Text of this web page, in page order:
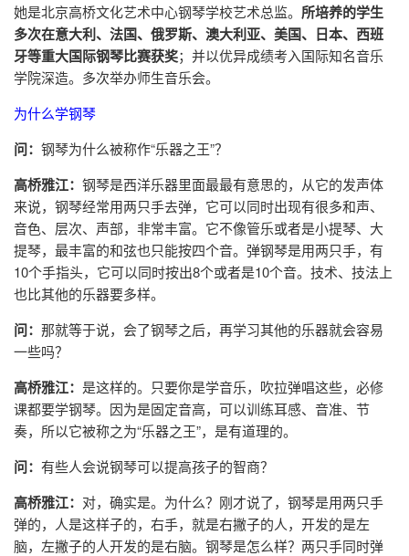
她是北京高桥文化艺术中心钢琴学校艺术总监。 所培养的学生
多次在意大利、法国、俄罗斯、澳大利亚、美国、日本、西班
牙等重大国际钢琴比赛获奖；并以优异成绩考入国际知名音乐
学院深造。多次举办师生音乐会。
为什么学钢琴
问： 钢琴为什么被称作“乐器之王”？
高桥雅江： 钢琴是西洋乐器里面最最有意思的，从它的发声体
来说，钢琴经常用两只手去弹，它可以同时出现有很多和声、
音色、层次、声部，非常丰富。它不像管乐或者是小提琴、大
提琴，最丰富的和弦也只能按四个音。弹钢琴是用两只手，有
10个手指头，它可以同时按出8个或者是10个音。技术、技法上
也比其他的乐器要多样。
问： 那就等于说，会了钢琴之后，再学习其他的乐器就会容易
一些吗？
高桥雅江： 是这样的。只要你是学音乐，吹拉弹唱这些，必修
课都要学钢琴。因为是固定音高，可以训练耳感、音准、节
奏，所以它被称之为“乐器之王”，是有道理的。
问： 有些人会说钢琴可以提高孩子的智商？
高桥雅江： 对，确实是。为什么？刚才说了，钢琴是用两只手
弹的，人是这样子的，右手，就是右撇子的人，开发的是左
脑，左撇子的人开发的是右脑。钢琴是怎么样？两只手同时弹